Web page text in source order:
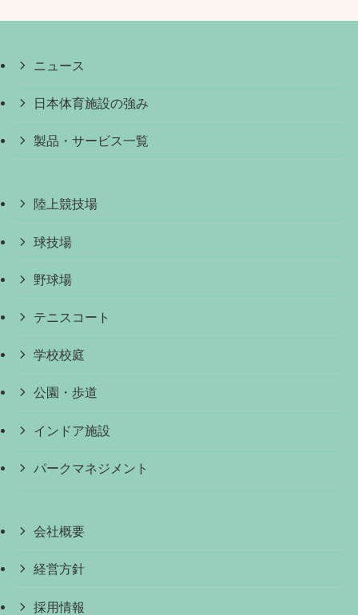
ニュース
日本体育施設の強み
製品・サービス一覧
陸上競技場
球技場
野球場
テニスコート
学校校庭
公園・歩道
インドア施設
パークマネジメント
会社概要
経営方針
採用情報